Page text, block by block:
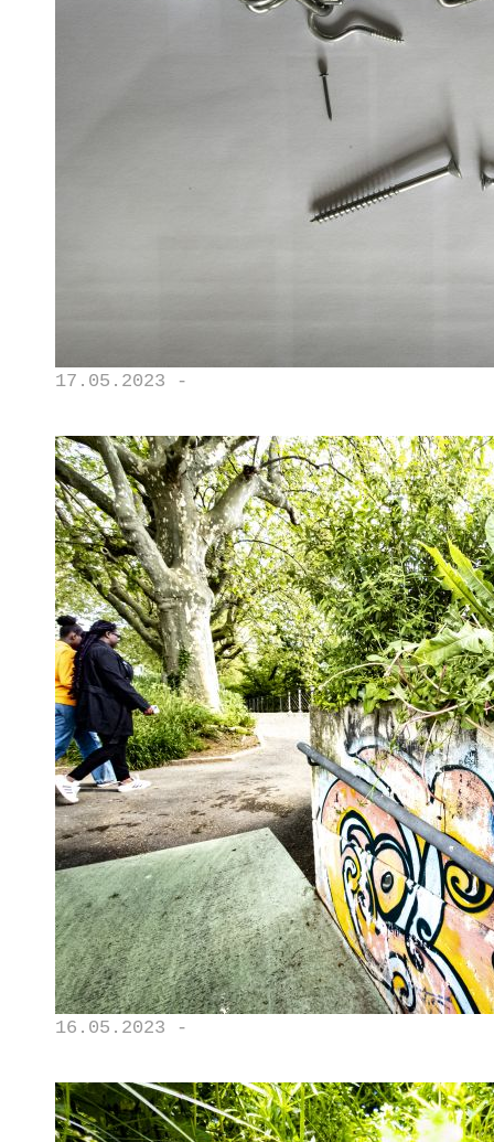
17.05.2023 -
16.05.2023 -